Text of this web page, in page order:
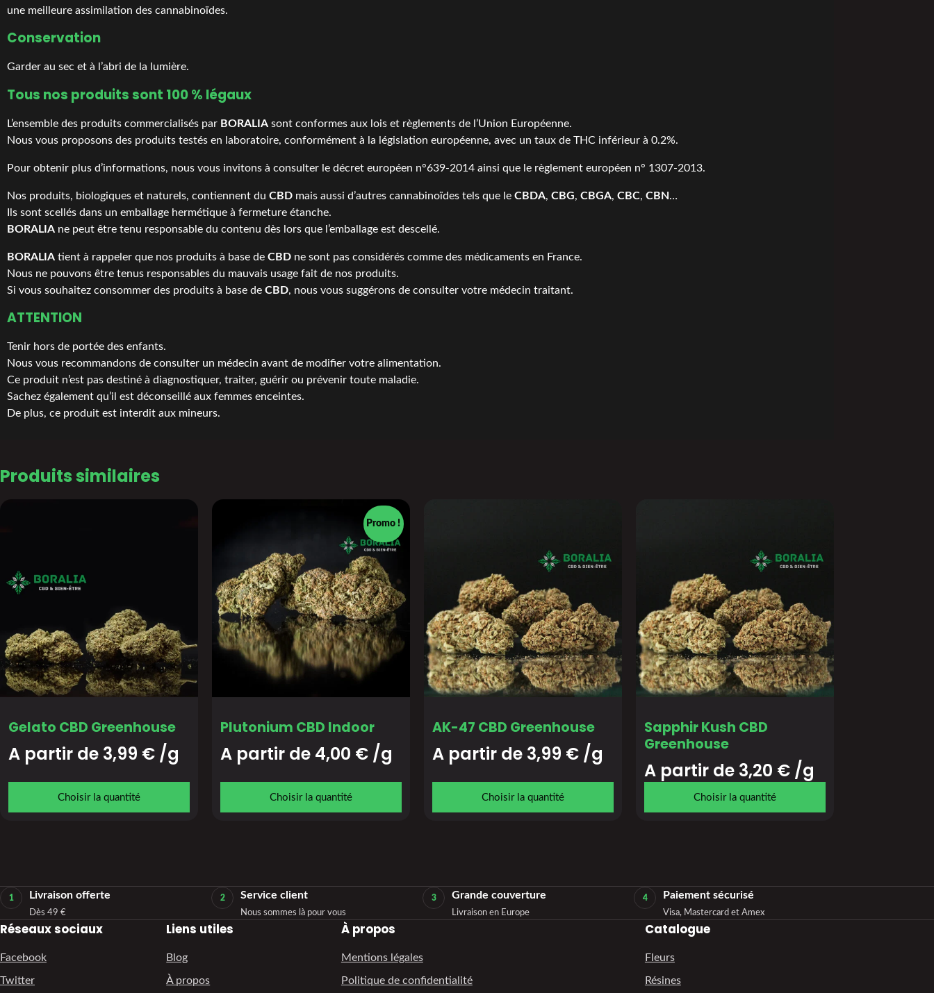
une meilleure assimilation des cannabinoïdes.
Conservation
Garder au sec et à l’abri de la lumière.
Tous nos produits sont 100 % légaux
L’ensemble des produits commercialisés par BORALIA sont conformes aux lois et règlements de l’Union Européenne.
Nous vous proposons des produits testés en laboratoire, conformément à la législation européenne, avec un taux de THC inférieur à 0.2%.
Pour obtenir plus d’informations, nous vous invitons à consulter le décret européen n°639-2014 ainsi que le règlement européen n° 1307-2013.
Nos produits, biologiques et naturels, contiennent du CBD mais aussi d’autres cannabinoïdes tels que le CBDA, CBG, CBGA, CBC, CBN…
Ils sont scellés dans un emballage hermétique à fermeture étanche.
BORALIA ne peut être tenu responsable du contenu dès lors que l’emballage est descellé.
BORALIA tient à rappeler que nos produits à base de CBD ne sont pas considérés comme des médicaments en France.
Nous ne pouvons être tenus responsables du mauvais usage fait de nos produits.
Si vous souhaitez consommer des produits à base de CBD, nous vous suggérons de consulter votre médecin traitant.
ATTENTION
Tenir hors de portée des enfants.
Nous vous recommandons de consulter un médecin avant de modifier votre alimentation.
Ce produit n’est pas destiné à diagnostiquer, traiter, guérir ou prévenir toute maladie.
Sachez également qu’il est déconseillé aux femmes enceintes.
De plus, ce produit est interdit aux mineurs.
Produits similaires
Gelato CBD Greenhouse
A partir de 3,99 € /g
Choisir la quantité
Promo !
Plutonium CBD Indoor
A partir de 4,00 € /g
Choisir la quantité
AK-47 CBD Greenhouse
A partir de 3,99 € /g
Choisir la quantité
Sapphir Kush CBD
Greenhouse
A partir de 3,20 € /g
Choisir la quantité
1 Livraison offerte
Dès 49 €
2 Service client
Nous sommes là pour vous
3 Grande couverture
Livraison en Europe
4 Paiement sécurisé
Visa, Mastercard et Amex
Réseaux sociaux
Facebook
Twitter
Liens utiles
Blog
À propos
À propos
Mentions légales
Politique de confidentialité
Catalogue
Fleurs
Résines